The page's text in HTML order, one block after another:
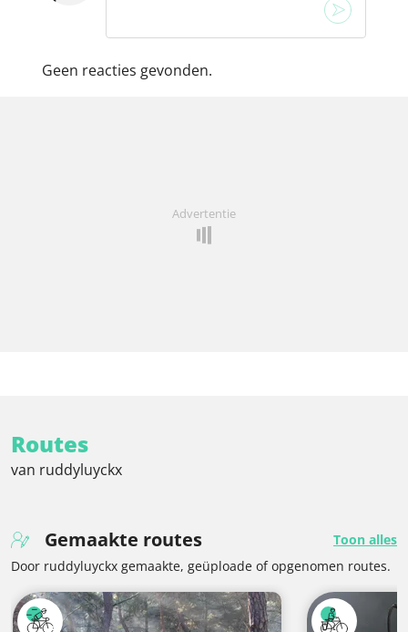
Geen reacties gevonden.
Advertentie
Routes
van ruddyluyckx
Gemaakte routes
Toon alles
Door ruddyluyckx gemaakte, geüploade of opgenomen routes.